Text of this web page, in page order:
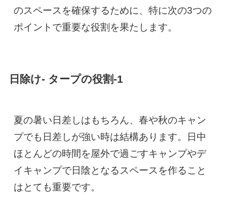
のスペースを確保するために、特に次の3つの
ポイントで重要な役割を果たします。
日除け- タープの役割-1
夏の暑い日差しはもちろん、春や秋のキャン
プでも日差しが強い時は結構あります。日中
ほとんどの時間を屋外で過ごすキャンプやデ
イキャンプで日陰となるスペースを作ること
はとても重要です。